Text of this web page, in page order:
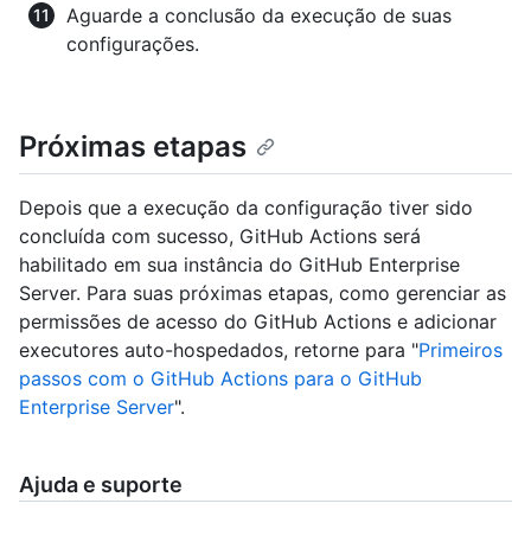
Aguarde a conclusão da execução de suas
configurações.
Próximas etapas
Depois que a execução da configuração tiver sido
concluída com sucesso, GitHub Actions será
habilitado em sua instância do GitHub Enterprise
Server. Para suas próximas etapas, como gerenciar as
permissões de acesso do GitHub Actions e adicionar
executores auto-hospedados, retorne para "Primeiros
passos com o GitHub Actions para o GitHub
Enterprise Server".
Ajuda e suporte